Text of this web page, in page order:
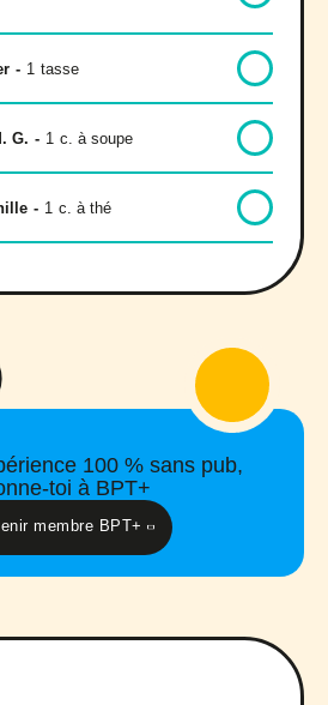
- 1 tasse
G. - 1 c. à soupe
- 1 c. à thé
100 % sans pub,
toi à BPT+
membre BPT+